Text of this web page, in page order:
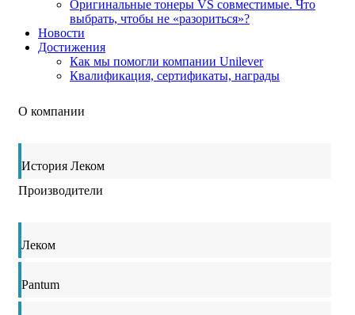
Оригинальные тонеры VS совместимые. Что
выбрать, чтобы не «разориться»?
Новости
Достижения
Как мы помогли компании Unilever
Квалификация, сертификаты, награды
О компании
История Леком
Производители
Леком
Pantum